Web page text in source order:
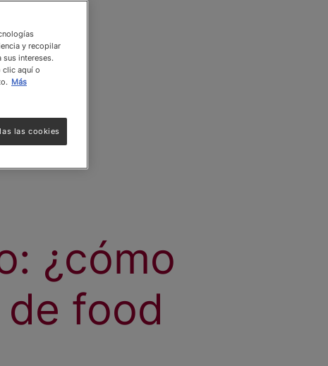
¿cómo
food
y recopilar
intereses.
clic aquí o
Más
las cookies